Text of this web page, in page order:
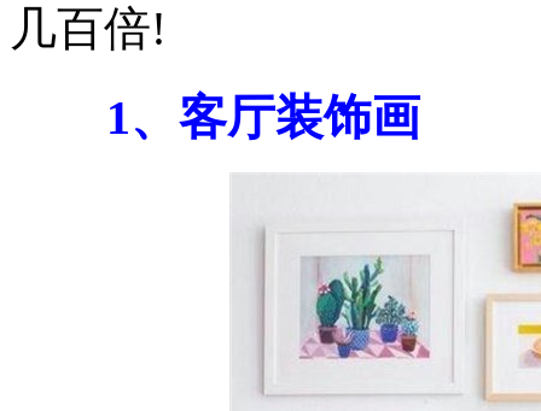
几百倍!
1、客厅装饰画